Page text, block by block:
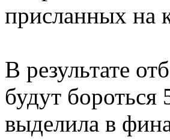
присланных на
В результате
будут
выделила в